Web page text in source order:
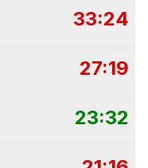
33:24
27:19
23:32